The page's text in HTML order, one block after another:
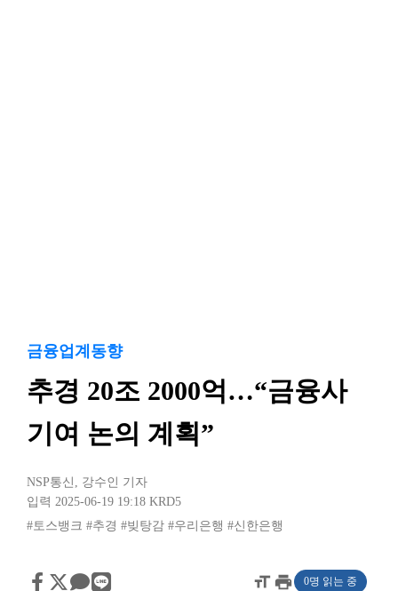
금융업계동향
추경 20조 2000억…“금융사
기여 논의 계획”
NSP통신 , 강수인 기자
입력 2025-06-19 19:18 KRD5
#토스뱅크 #추경 #빚탕감 #우리은행 #신한은행
format_sizeprint 0명 읽는 중